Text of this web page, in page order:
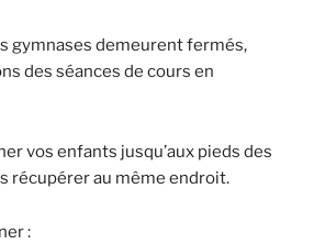
gymnases demeurent fermés,
des séances de cours en
vos enfants jusqu’aux pieds des
récupérer au même endroit.
: